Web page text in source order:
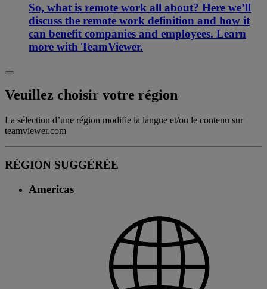
So, what is remote work all about? Here we’ll
discuss the remote work definition and how it
can benefit companies and employees. Learn
more with TeamViewer.
Veuillez choisir votre région
La sélection d’une région modifie la langue et/ou le contenu sur
teamviewer.com
RÉGION SUGGÉRÉE
Americas